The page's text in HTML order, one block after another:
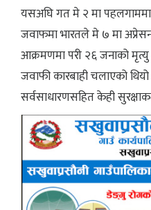
यसअघि गत मे २ मा
जवाफमा भारतले मे ७ मा
आक्रमणमा परी २६ जनाको
जवाफी कारबाही चलाएको
सर्वसाधारणसहित केही